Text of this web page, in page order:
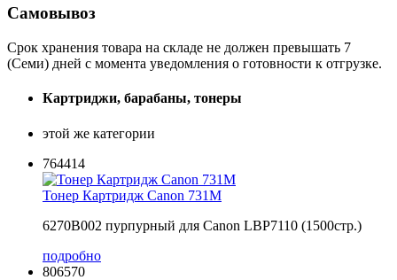
Самовывоз
Срок хранения товара на складе не должен превышать 7
(Семи) дней с момента уведомления о готовности к отгрузке.
Картриджи, барабаны, тонеры
этой же категории
764414
Тонер Картридж Canon 731M
6270B002 пурпурный для Canon LBP7110 (1500стр.)
подробно
806570